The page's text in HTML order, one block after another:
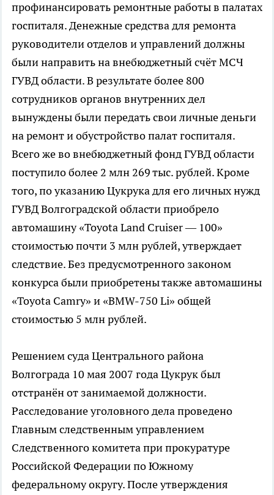
профинансировать ремонтные работы в палатах
госпиталя. Денежные средства для ремонта
руководители отделов и управлений должны
были направить на внебюджетный счёт МСЧ
ГУВД области. В результате более 800
сотрудников органов внутренних дел
вынуждены были передать свои личные деньги
на ремонт и обустройство палат госпиталя.
Всего же во внебюджетный фонд ГУВД области
поступило более 2 млн 269 тыс. рублей. Кроме
того, по указанию Цукрука для его личных нужд
ГУВД Волгоградской области приобрело
автомашину «Toyota Land Cruiser — 100»
стоимостью почти 3 млн рублей, утверждает
следствие. Без предусмотренного законом
конкурса были приобретены также автомашины
«Toyota Camry» и «BMW-750 Li» общей
стоимостью 5 млн рублей.
Решением суда Центрального района
Волгограда 10 мая 2007 года Цукрук был
отстранён от занимаемой должности.
Расследование уголовного дела проведено
Главным следственным управлением
Следственного комитета при прокуратуре
Российской Федерации по Южному
федеральному округу. После утверждения